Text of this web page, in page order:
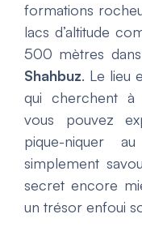
formations
lacs d’altitude
500 mètres
Shahbuz. Le lieu
qui cherchent à
vous pouvez
pique-niquer
simplement
secret encore
un trésor enfoui